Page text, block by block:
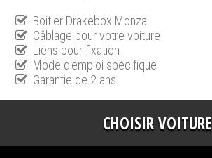
Boitier Drakebox Monza
Câblage pour votre voiture
Liens pour fixation
Mode d'emploi spécifique
Garantie de 2 ans
CHOISIR VOITURE